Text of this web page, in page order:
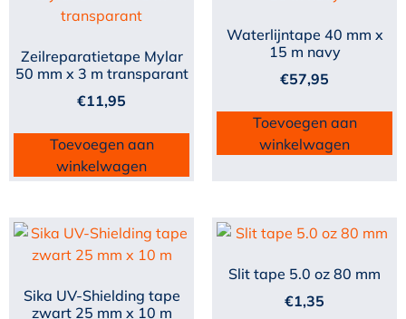
Zeilreparatietape Mylar
50 mm x 3 m transparant
€11,95
Toevoegen aan
winkelwagen
Waterlijntape 40 mm x
15 m navy
€57,95
Toevoegen aan
winkelwagen
Sika UV-Shielding tape
zwart 25 mm x 10 m
Slit tape 5.0 oz 80 mm
€1,35